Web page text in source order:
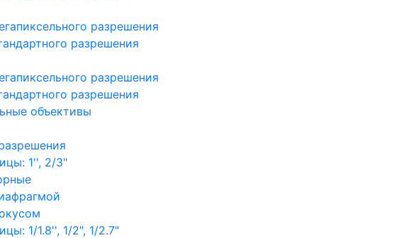
разрешения
разрешения
разрешения
разрешения
объективы
1'', 2/3"
1/1.8'', 1/2", 1/2.7"